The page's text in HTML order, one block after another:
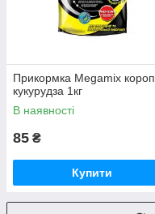
Прикормка Megamix короп
кукурудза 1кг
В наявності
85 ₴
Купити